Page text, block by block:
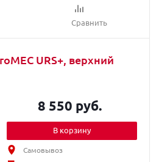
Сравнить
URS+, верхний
8 550 руб.
В корзину
Самовывоз